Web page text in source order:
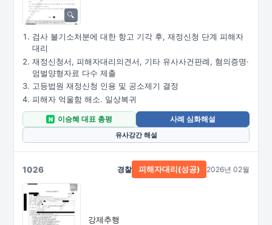
검사 불기소처분에 대한 항고 기각 후, 재정신청 단계 피해자
대리
재정신청서, 피해자대리의견서, 기타 유사사건판례, 혐의증명·
엄벌양형자료 다수 제출
고등법원 재정신청 인용 및 공소제기 결정
피해자 억울함 해소. 일상복귀
N 이승혜 대표 총평
사례 심화해설
유사강간 해설
1026
강제추행
경찰 피해자대리(성공) 2026년 02월